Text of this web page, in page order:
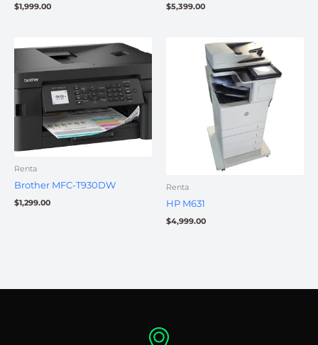
$1,999.00 $5,399.00
Renta
Brother MFC-T930DW
$1,299.00
Renta
HP M631
$4,999.00